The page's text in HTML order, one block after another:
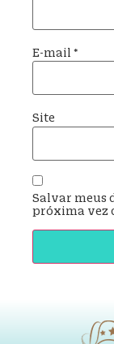
E-mail *
Site
Salvar meus
próxima vez